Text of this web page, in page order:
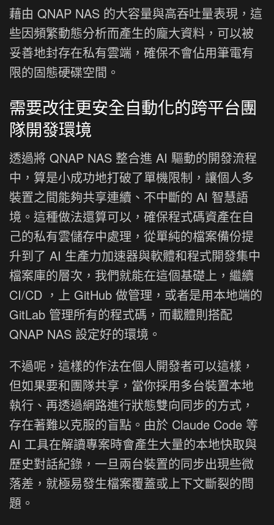
藉由 QNAP NAS 的大容量與高吞吐量表現，這
些因頻繁動態分析而產生的龐大資料，可以被
妥善地封存在私有雲端，確保不會佔用筆電有
限的固態硬碟空間。
需要改往更安全自動化的跨平台團
隊開發環境
透過將 QNAP NAS 整合進 AI 驅動的開發流程
中，算是小成功地打破了單機限制，讓個人多
裝置之間能夠共享連續、不中斷的 AI 智慧語
境。這種做法還算可以，確保程式碼資產在自
己的私有雲儲存中處理，從單純的檔案備份提
升到了 AI 生產力加速器與軟體和程式開發集中
檔案庫的層次，我們就能在這個基礎上，繼續
CI/CD ，上 GitHub 做管理，或者是用本地端的
GitLab 管理所有的程式碼，而載體則搭配
QNAP NAS 設定好的環境。
不過呢，這樣的作法在個人開發者可以這樣，
但如果要和團隊共享，當你採用多台裝置本地
執行、再透過網路進行狀態雙向同步的方式，
存在著難以克服的盲點。由於 Claude Code 等
AI 工具在解讀專案時會產生大量的本地快取與
歷史對話紀錄，一旦兩台裝置的同步出現些微
落差，就極易發生檔案覆蓋或上下文斷裂的問
題。